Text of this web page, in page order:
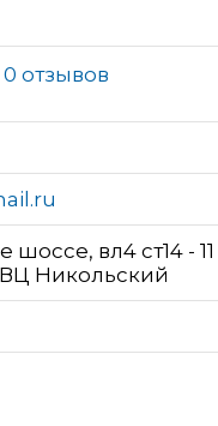
0 отзывов
шоссе, вл4 ст14 -
Никольский